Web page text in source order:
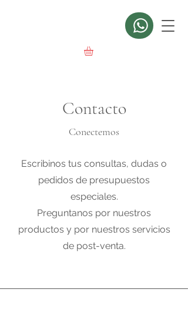
Contacto
Conectemos
Escribinos tus consultas, dudas o
pedidos de presupuestos
especiales.
Preguntanos por nuestros
productos y por nuestros servicios
de post-venta.